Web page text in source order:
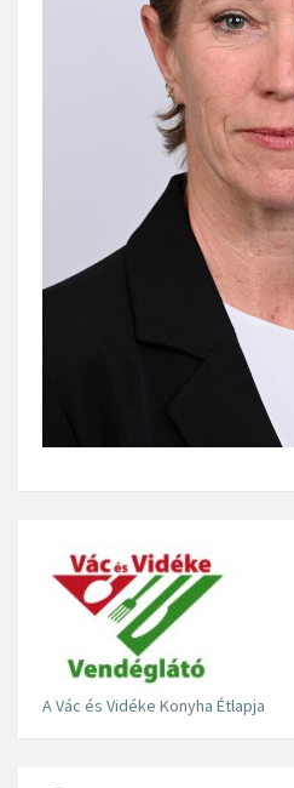
A Vác és Vidéke Konyha Étlapja